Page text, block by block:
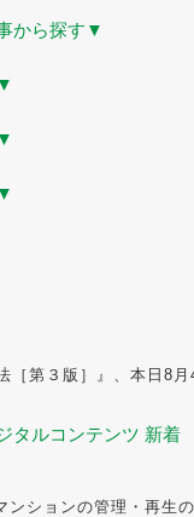
から探す ▼
▼
▼
▼
［第３版］』、本日8月
タルコンテンツ 新着
ンションの管理・再生